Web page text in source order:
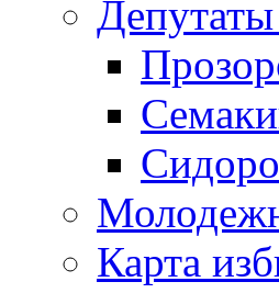
Карта